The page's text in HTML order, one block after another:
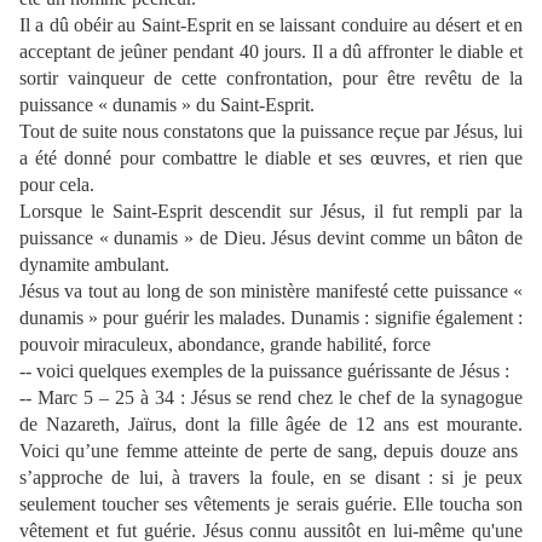
Il a dû obéir au Saint-Esprit en se laissant conduire au désert et en
acceptant de jeûner pendant 40 jours. Il a dû affronter le diable et
sortir vainqueur de cette confrontation, pour être revêtu de la
puissance « dunamis » du Saint-Esprit.
Tout de suite nous constatons que la puissance reçue par Jésus, lui
a été donné pour combattre le diable et ses œuvres, et rien que
pour cela.
Lorsque le Saint-Esprit descendit sur Jésus, il fut rempli par la
puissance « dunamis » de Dieu. Jésus devint comme un bâton de
dynamite ambulant.
Jésus va tout au long de son ministère manifesté cette puissance «
dunamis » pour guérir les malades. Dunamis : signifie également :
pouvoir miraculeux, abondance, grande habilité, force
-- voici quelques exemples de la puissance guérissante de Jésus :
-- Marc 5 – 25 à 34 : Jésus se rend chez le chef de la synagogue
de Nazareth, Jaïrus, dont la fille âgée de 12 ans est mourante.
Voici qu’une femme atteinte de perte de sang, depuis douze ans
s’approche de lui, à travers la foule, en se disant : si je peux
seulement toucher ses vêtements je serais guérie. Elle toucha son
vêtement et fut guérie. Jésus connu aussitôt en lui-même qu'une